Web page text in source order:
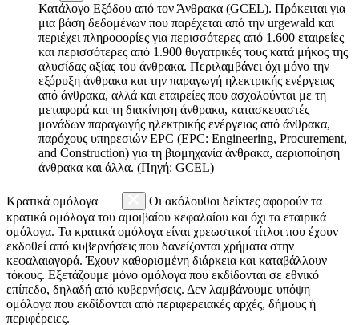
Κατάλογο Εξόδου από τον Άνθρακα (GCEL). Πρόκειται για
μια βάση δεδομένων που παρέχεται από την urgewald και
περιέχει πληροφορίες για περισσότερες από 1.600 εταιρείες
και περισσότερες από 1.900 θυγατρικές τους κατά μήκος της
αλυσίδας αξίας του άνθρακα. Περιλαμβάνει όχι μόνο την
εξόρυξη άνθρακα και την παραγωγή ηλεκτρικής ενέργειας
από άνθρακα, αλλά και εταιρείες που ασχολούνται με τη
μεταφορά και τη διακίνηση άνθρακα, κατασκευαστές
μονάδων παραγωγής ηλεκτρικής ενέργειας από άνθρακα,
παρόχους υπηρεσιών EPC (EPC: Engineering, Procurement,
and Construction) για τη βιομηχανία άνθρακα, αεριοποίηση
άνθρακα και άλλα. (Πηγή: GCEL)
Κρατικά ομόλογα
Οι ακόλουθοι δείκτες αφορούν τα
κρατικά ομόλογα του αμοιβαίου κεφαλαίου και όχι τα εταιρικά
ομόλογα. Τα κρατικά ομόλογα είναι χρεωστικοί τίτλοι που έχουν
εκδοθεί από κυβερνήσεις που δανείζονται χρήματα στην
κεφαλαιαγορά. Έχουν καθορισμένη διάρκεια και καταβάλλουν
τόκους. Εξετάζουμε μόνο ομόλογα που εκδίδονται σε εθνικό
επίπεδο, δηλαδή από κυβερνήσεις. Δεν λαμβάνουμε υπόψη
ομόλογα που εκδίδονται από περιφερειακές αρχές, δήμους ή
περιφέρειες.